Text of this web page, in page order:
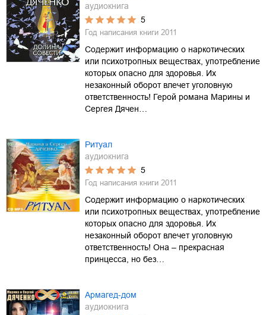
аудиокнига
5
Год написания книги 2011
Содержит информацию о наркотических
или психотропных веществах, употребление
которых опасно для здоровья. Их
незаконный оборот влечет уголовную
ответственность! Герой романа Марины и
Сергея Дячен…
Ритуал
аудиокнига
5
Год написания книги 2011
Содержит информацию о наркотических
или психотропных веществах, употребление
которых опасно для здоровья. Их
незаконный оборот влечет уголовную
ответственность! Она – прекрасная
принцесса, но без…
Армагед-дом
аудиокнига